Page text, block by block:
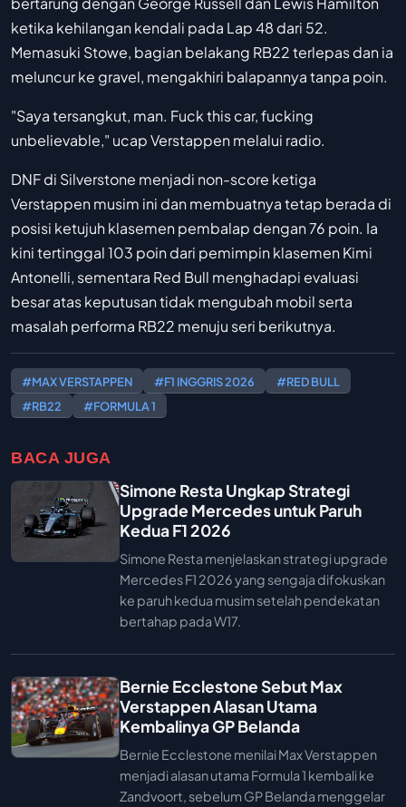
ketika kehilangan kendali pada Lap 48 dari 52.
Memasuki Stowe, bagian belakang RB22 terlepas dan ia
meluncur ke gravel, mengakhiri balapannya tanpa poin.
"Saya tersangkut, man. Fuck this car, fucking
unbelievable," ucap Verstappen melalui radio.
DNF di Silverstone menjadi non-score ketiga
Verstappen musim ini dan membuatnya tetap berada di
posisi ketujuh klasemen pembalap dengan 76 poin. Ia
kini tertinggal 103 poin dari pemimpin klasemen Kimi
Antonelli, sementara Red Bull menghadapi evaluasi
besar atas keputusan tidak mengubah mobil serta
masalah performa RB22 menuju seri berikutnya.
#MAX VERSTAPPEN #F1 INGGRIS 2026
#RED BULL
#RB22
#FORMULA 1
BACA JUGA
Simone Resta Ungkap Strategi
Upgrade Mercedes untuk Paruh
Kedua F1 2026
Simone Resta menjelaskan strategi upgrade
Mercedes F1 2026 yang sengaja difokuskan
ke paruh kedua musim setelah pendekatan
bertahap pada W17.
Bernie Ecclestone Sebut Max
Verstappen Alasan Utama
Kembalinya GP Belanda
Bernie Ecclestone menilai Max Verstappen
menjadi alasan utama Formula 1 kembali ke
Zandvoort, sebelum GP Belanda menggelar